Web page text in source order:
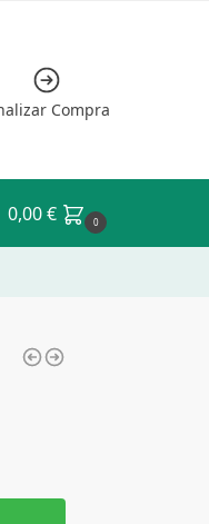
Compra
0,00€ 0